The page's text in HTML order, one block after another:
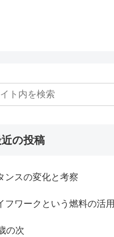
の投稿
ンスの変化と考察
フワークという燃料の活用
の次